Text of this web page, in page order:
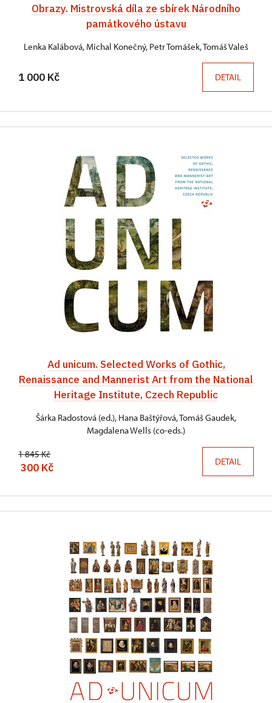
Obrazy. Mistrovská díla ze sbírek Národního
památkového ústavu
Lenka Kalábová, Michal Konečný, Petr Tomášek, Tomáš Valeš
1 000 Kč DETAIL
Ad unicum. Selected Works of Gothic,
Renaissance and Mannerist Art from the National
Heritage Institute, Czech Republic
Šárka Radostová (ed.), Hana Baštýřová, Tomáš Gaudek,
Magdalena Wells (co-eds.)
1 845 Kč
300 Kč DETAIL